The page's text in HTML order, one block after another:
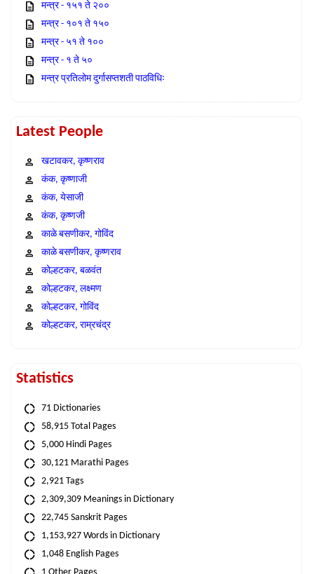
मन्त्र - १५१ ते २००
मन्त्र - १०१ ते १५०
मन्त्र - ५१ ते १००
मन्त्र - १ ते ५०
मन्त्र प्रतिलोम दुर्गासप्तशती पाठविधिः
Latest People
खटावकर, कृष्णराव
कंक, कृष्णाजी
कंक, येसाजी
कंक, कृष्णजी
काळे बसणीकर, गोविंद
काळे बसणीकर, कृष्णराव
कोल्हटकर, बळवंत
कोल्हटकर, लक्ष्मण
कोल्हटकर, गोविंद
कोल्हटकर, राम्रचंद्र
Statistics
71 Dictionaries
58,915 Total Pages
5,000 Hindi Pages
30,121 Marathi Pages
2,921 Tags
2,309,309 Meanings in Dictionary
22,745 Sanskrit Pages
1,153,927 Words in Dictionary
1,048 English Pages